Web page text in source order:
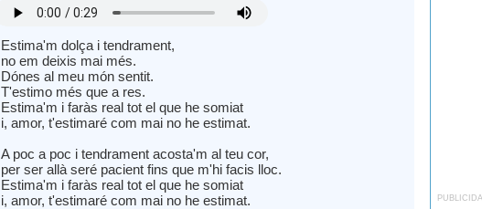
Estima'm dolça i tendrament,
no em deixis mai més.
Dónes al meu món sentit.
T'estimo més que a res.
Estima'm i faràs real tot el que he somiat
i, amor, t'estimaré com mai no he estimat.
A poc a poc i tendrament acosta'm al teu cor,
per ser allà seré pacient fins que m'hi facis lloc.
Estima'm i faràs real tot el que he somiat
i, amor, t'estimaré com mai no he estimat.